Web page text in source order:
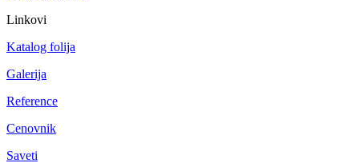
Linkovi
Katalog folija
Galerija
Reference
Cenovnik
Saveti